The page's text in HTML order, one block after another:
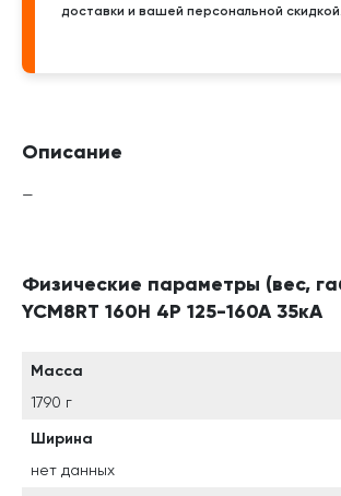
доставки и вашей персональной скидкой.
Описание
—
Физические параметры (вес,
YCM8RT 160H 4P 125-160A 35кА
Масса
1790 г
Ширина
нет данных